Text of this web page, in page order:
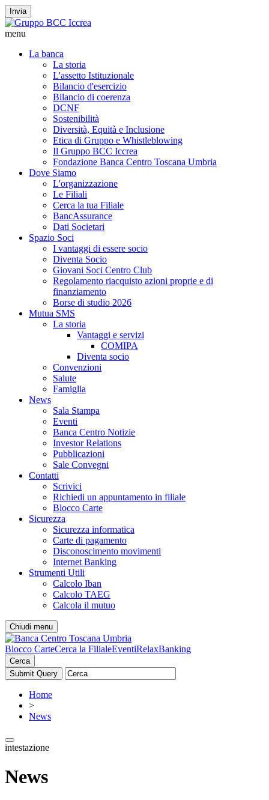
Invia
menu
La banca
La storia
L'assetto Istituzionale
Bilancio d'esercizio
Bilancio di coerenza
DCNF
Sostenibilità
Diversità, Equità e Inclusione
Etica di Gruppo e Whistleblowing
Il Gruppo BCC Iccrea
Fondazione Banca Centro Toscana Umbria
Dove Siamo
L'organizzazione
Le Filiali
Cerca la tua Filiale
BancAssurance
Dati Societari
Spazio Soci
I vantaggi di essere socio
Diventa Socio
Giovani Soci Centro Club
Regolamento riacquisto azioni proprie e di
finanziamento
Borse di studio 2026
Mutua SMS
La storia
Vantaggi e servizi
COMIPA
Diventa socio
Convenzioni
Salute
Famiglia
News
Sala Stampa
Eventi
Banca Centro Notizie
Investor Relations
Pubblicazioni
Sale Convegni
Contatti
Scrivici
Richiedi un appuntamento in filiale
Blocco Carte
Sicurezza
Sicurezza informatica
Carte di pagamento
Disconoscimento movimenti
Internet Banking
Strumenti Utili
Calcolo Iban
Calcolo TAEG
Calcola il mutuo
Chiudi menu
Blocco CarteCerca la FilialeEventiRelaxBanking
Cerca
Home
>
News
intestazione
News